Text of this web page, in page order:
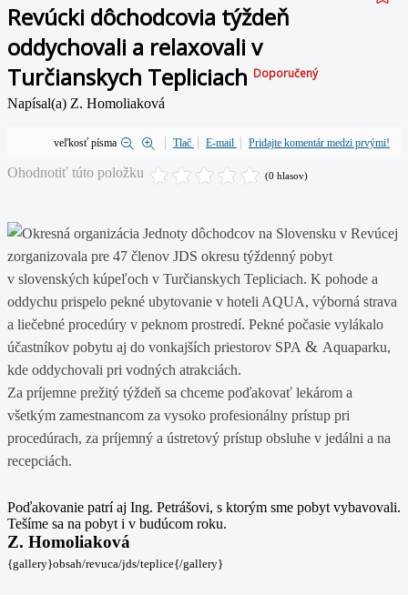
Revúcki dôchodcovia týždeň
oddychovali a relaxovali v
Turčianskych Tepliciach Doporučený
Napísal(a) Z. Homoliaková
veľkosť písma Tlač E-mail Pridajte komentár medzi prvými!
Ohodnotiť túto položku (0 hlasov)
Okresná organizácia Jednoty dôchodcov na Slovensku v Revúcej
zorganizovala pre 47 členov JDS okresu týždenný pobyt
v slovenských kúpeľoch v Turčianskych Tepliciach. K pohode a
oddychu prispelo pekné ubytovanie v hoteli AQUA, výborná strava
a liečebné procedúry v peknom prostredí. Pekné počasie vylákalo
účastníkov pobytu aj do vonkajších priestorov SPA & Aquaparku,
kde oddychovali pri vodných atrakciách.
Za príjemne prežitý týždeň sa chceme poďakovať lekárom a
všetkým zamestnancom za vysoko profesionálny prístup pri
procedúrach, za príjemný a ústretový prístup obsluhe v jedálni a na
recepciách.
Poďakovanie patrí aj Ing. Petrášovi, s ktorým sme pobyt vybavovali.
Tešíme sa na pobyt i v budúcom roku.
Z. Homoliaková
{gallery}obsah/revuca/jds/teplice{/gallery}